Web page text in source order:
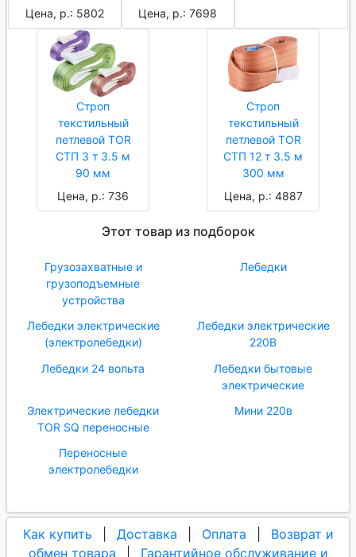
Цена, р.: 5802
Цена, р.: 7698
Строп
текстильный
петлевой TOR
СТП 3 т 3.5 м
90 мм
Цена, р.: 736
Строп
текстильный
петлевой TOR
СТП 12 т 3.5 м
300 мм
Цена, р.: 4887
Этот товар из подборок
Грузозахватные и
грузоподъемные
устройства
Лебедки
Лебедки электрические
(электролебедки)
Лебедки электрические
220В
Лебедки 24 вольта
Лебедки бытовые
электрические
Электрические лебедки
TOR SQ переносные
Мини 220в
Переносные
электролебедки
Как купить Доставка Оплата
Возврат и
обмен товара
Гарантийное обслуживание и